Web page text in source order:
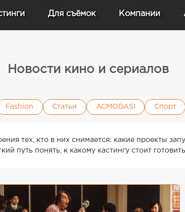
Для съёмок Компании
Новости кино и сериалов
Fashion Статьи ACMODASI Спорт
тех, кто в них снимается: какие проекты
путь понять, к какому кастингу стоит